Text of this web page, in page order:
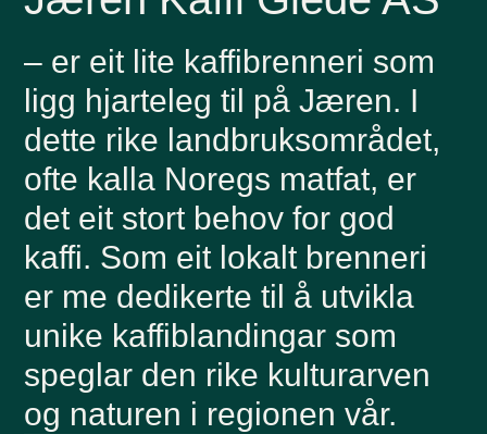
– er eit lite kaffibrenneri som
ligg hjarteleg til på Jæren. I
dette rike landbruksområdet,
ofte kalla Noregs matfat, er
det eit stort behov for god
kaffi. Som eit lokalt brenneri
er me dedikerte til å utvikla
unike kaffiblandingar som
speglar den rike kulturarven
og naturen i regionen vår.